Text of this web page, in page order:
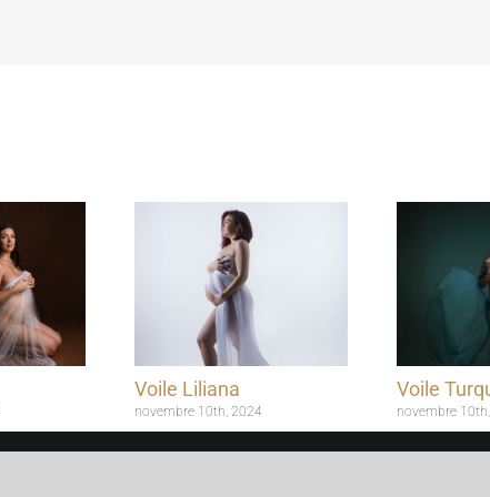
Voile Liliana
novembre 10th, 2024
Voile
novembre